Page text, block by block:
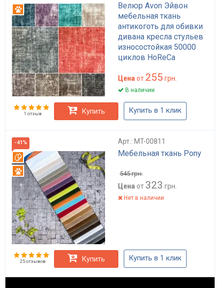
Велюр Avon Эйвон
мебельная ткань
антикоготь для обивки
дивана кресла стульев
износостойкая 50000
циклов HoReCa
Антикоготь
Цена от 255 грн.
В наличии
1 отзыв Купить Купить в 1 клик
-41% Арт.: MT-00811
Мебельная ткань Pony
Вотерпруф
Антикоготь 545грн.
Цена от 323 грн.
Нет в наличии
25 отзывов Купить Купить в 1 клик